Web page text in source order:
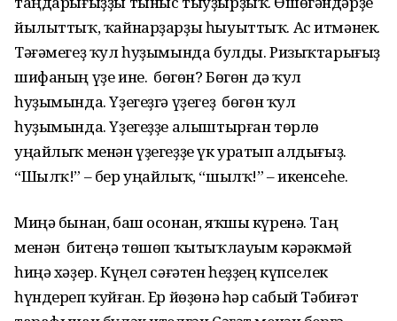
йылыттыҡ, ҡайнарҙарҙы һыуыттыҡ. Ас итмәнек.
Тәғәмегеҙ ҡул һуҙымында булды. Ризыҡтарығыҙ
шифаның үҙе ине. Ә бөгөн? Бөгөн дә ҡул
һуҙымында. Үҙегеҙгә үҙегеҙ бөгөн ҡул
һуҙымында. Үҙегеҙҙе алыштырған төрлө
уңайлыҡ менән үҙегеҙҙе үк уратып алдығыҙ.
“Шылҡ!” – бер уңайлыҡ, “шылҡ!” – икенсеһе.
Миңә бынан, баш осонан, яҡшы күренә. Таң
менән битеңә төшөп ҡытыҡлауым кәрәкмәй
һиңә хәҙер. Күңел сәғәтен һеҙҙең күпселек
һүндереп ҡуйған. Ер йөҙөнә һәр сабый Тәбиғәт